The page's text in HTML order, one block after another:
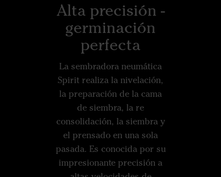
Alta precisión -
germinación
perfecta
La sembradora neumática
Spirit realiza la nivelación,
la preparación de la cama
de siembra, la re
consolidación, la siembra y
el prensado en una sola
pasada. Es conocida por su
impresionante precisión a